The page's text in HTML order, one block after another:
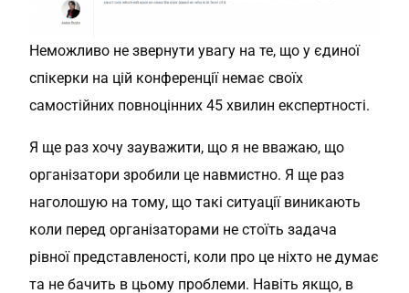
Неможливо не звернути увагу на те, що у єдиної
спікерки на цій конференції немає своїх
самостійних повноцінних 45 хвилин експертності.
Я ще раз хочу зауважити, що я не вважаю, що
організатори зробили це навмистно. Я ще раз
наголошую на тому, що такі ситуації виникають
коли перед організаторами не стоїть задача
рівної представленості, коли про це ніхто не думає
та не бачить в цьому проблеми. Навіть якщо, в